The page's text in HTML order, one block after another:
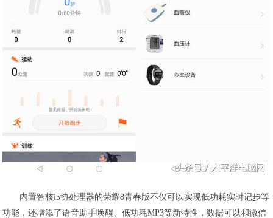
内置智核i5协处理器的荣耀8青春版不仅可以实现低功耗实时记步等
功能，还增添了语音助手唤醒、低功耗MP3等新特性，数据可以和微信